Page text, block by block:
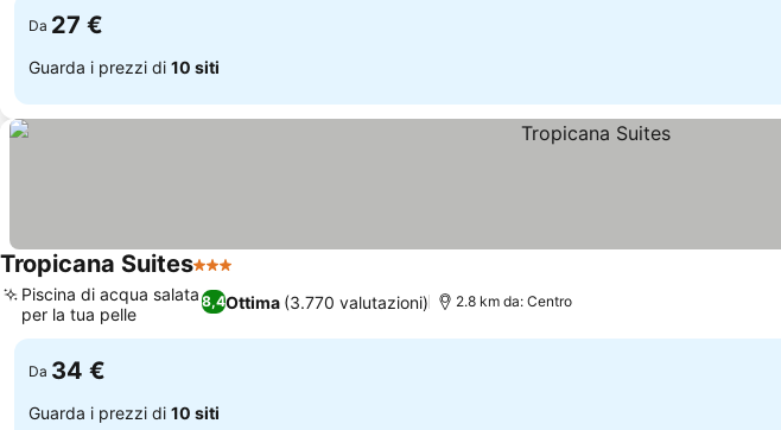
Da 27 €
Guarda i prezzi di 10 siti
Tropicana Suites3 Stelle
8,4Ottima (3.770 valutazioni)
Piscina di acqua salata
per la tua pelle
2.8 km da: Centro
Da 34 €
Guarda i prezzi di 10 siti